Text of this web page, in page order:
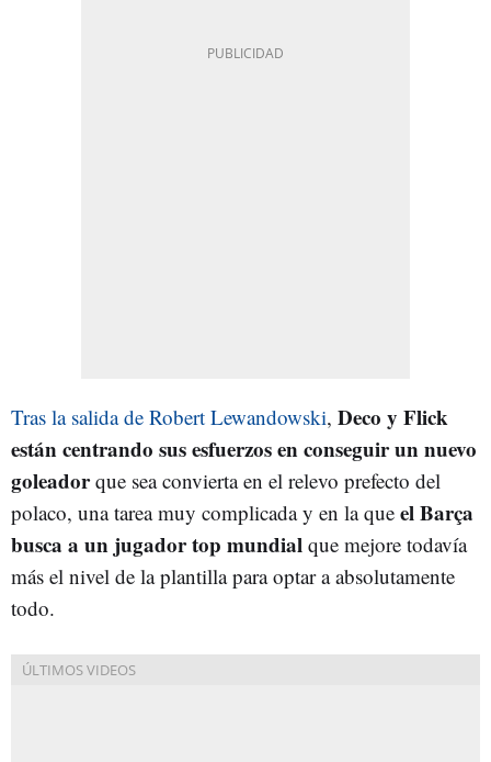
Tras la salida de Robert Lewandowski, Deco y Flick
están centrando sus esfuerzos en conseguir un nuevo
goleadorque sea convierta en el relevo prefecto del
polaco, una tarea muy complicada y en la que el Barça
busca a un jugador top mundial que mejore todavía
más el nivel de la plantilla para optar a absolutamente
todo.